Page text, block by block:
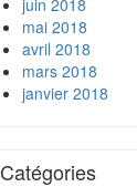
juin 2018
mai 2018
avril 2018
mars 2018
janvier 2018
Catégories